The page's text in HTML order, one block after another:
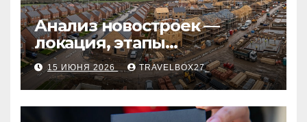
Анализ новостроек —
локация, этапы
строительства, проверка
застройщика, сценарии
оформления сделки и
рыночные ориентиры
15 ИЮНЯ 2026 TRAVELBOX27_